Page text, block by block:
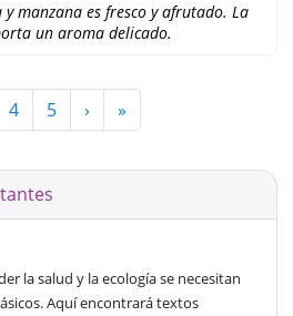
manzana es fresco y afrutado. La
un aroma delicado.
4 5 › »
la salud y la ecología se necesitan
Aquí encontrará textos